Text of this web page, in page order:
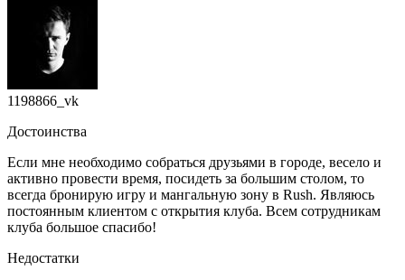
1198866_vk
Достоинства
Если мне необходимо собраться друзьями в городе, весело и
активно провести время, посидеть за большим столом, то
всегда бронирую игру и мангальную зону в Rush. Являюсь
постоянным клиентом с открытия клуба. Всем сотрудникам
клуба большое спасибо!
Недостатки